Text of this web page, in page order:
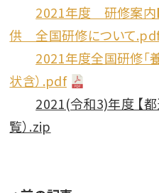
2021年度 研修案内
供 全国研修について
2021年度全国研修「
状含）.pdf
2021(令和3)年度 【
覧）.zip